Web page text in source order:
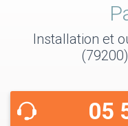
Installation et
05